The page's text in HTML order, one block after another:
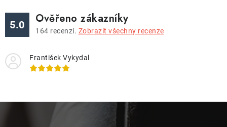
5.0 Ověřeno zákazníky
164 recenzí. Zobrazit všechny recenze
František Vykydal